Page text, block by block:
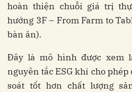
hoàn thiện chuỗi giá trị
hướng 3F – From Farm to
bàn ăn).
Đây là mô hình được xem
nguyên tắc ESG khi cho
soát tốt hơn chất lượng